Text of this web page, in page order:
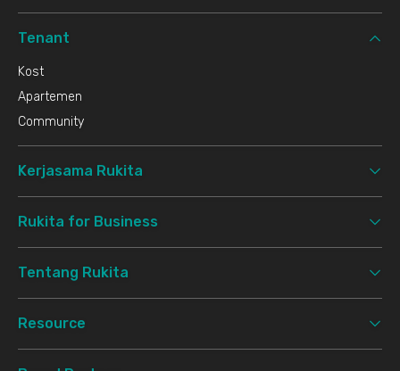
Tenant
Kost
Apartemen
Community
Kerjasama Rukita
Rukita for Business
Tentang Rukita
Resource